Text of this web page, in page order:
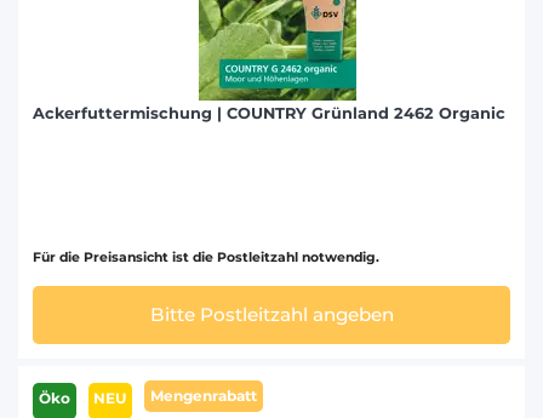
Ackerfuttermischung | COUNTRY Grünland 2462 Organic
Für die Preisansicht ist die Postleitzahl notwendig.
Bitte Postleitzahl angeben
Öko NEU Mengenrabatt